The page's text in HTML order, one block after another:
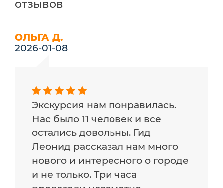
отзывов
ОЛЬГА Д.
2026-01-08
Экскурсия нам понравилась.
Нас было 11 человек и все
остались довольны. Гид
Леонид рассказал нам много
нового и интересного о городе
и не только. Три часа